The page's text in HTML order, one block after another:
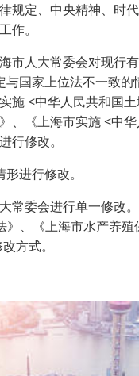
规定、中央精神、时
作。
市人大常委会对现行
国家上位法不一致
施 <中华人民共和国
、《上海市实施 <中
行修改。
进行修改。
常委会进行单一修改
、《上海市水产养
方式。